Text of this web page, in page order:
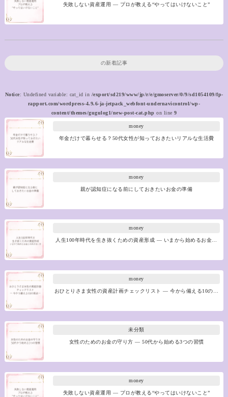
失敗しない資産運用 ― プロが教える“やってはいけないこと”
の新着記事
Notice: Undefined variable: cat_id in /export/sd219/www/jp/r/e/gmoserver/0/9/sd1054109/fp-
rapport.com/wordpress-4.9.6-ja-jetpack_webfont-undernavicontrol/wp-
content/themes/gugulog1/new-post-cat.php on line 9
money
年金だけで暮らせる？50代女性が知っておきたいリアルな生活費
money
親が認知症になる前にしておきたいお金の準備
money
人生100年時代を生き抜くための資産形成 ― いまから始めるお金…
money
おひとりさま女性の資産計画チェックリスト ― 今から備える10の…
未分類
女性のためのお金の守り方 ― 50代から始める3つの習慣
money
失敗しない資産運用 ― プロが教える“やってはいけないこと”